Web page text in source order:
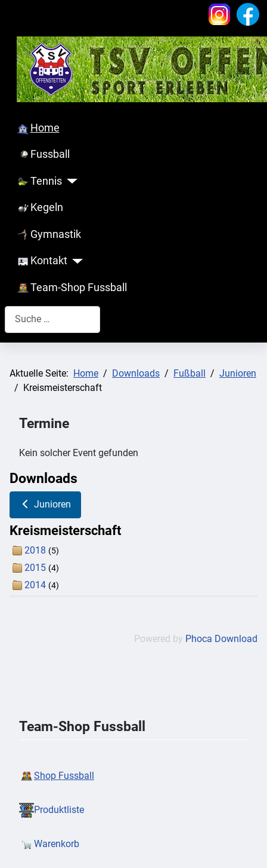
Home
Fussball
Tennis
Kegeln
Gymnastik
Kontakt
Team-Shop Fussball
Suchen
Aktuelle Seite: Home Downloads Fußball
Junioren
Kreismeisterschaft
Termine
Kein solcher Event gefunden
Downloads
Junioren
Kreismeisterschaft
2018 (5)
2015 (4)
2014 (4)
Powered by Phoca Download
Team-Shop Fussball
Shop Fussball
Produktliste
Warenkorb